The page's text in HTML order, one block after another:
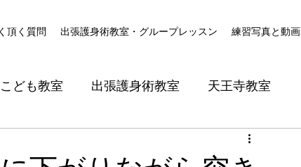
頂く質問 出張護身術教室・グループレッスン 練習写真と動画
ども教室 出張護身術教室 天王寺教室